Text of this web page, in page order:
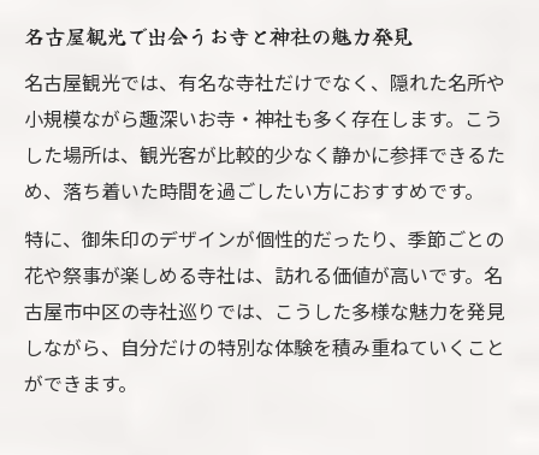
名古屋観光で出会うお寺と神社の魅力発見
名古屋観光では、有名な寺社だけでなく、隠れた名所や
小規模ながら趣深いお寺・神社も多く存在します。こう
した場所は、観光客が比較的少なく静かに参拝できるた
め、落ち着いた時間を過ごしたい方におすすめです。
特に、御朱印のデザインが個性的だったり、季節ごとの
花や祭事が楽しめる寺社は、訪れる価値が高いです。名
古屋市中区の寺社巡りでは、こうした多様な魅力を発見
しながら、自分だけの特別な体験を積み重ねていくこと
ができます。